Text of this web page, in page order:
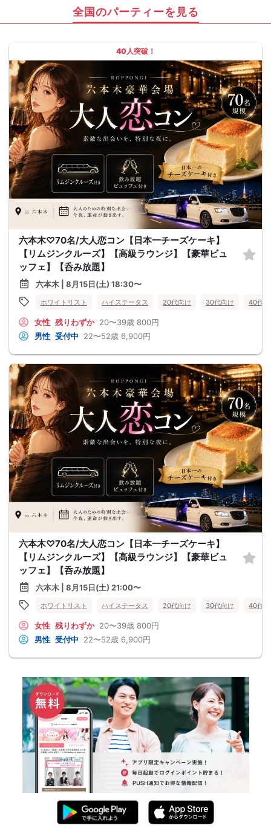
全国のパーティーを見る
40人突破！
六本木♡70名/大人恋コン【日本一チーズケーキ】
【リムジンクルーズ】【高級ラウンジ】【豪華ビュ
ッフェ】【呑み放題】
六本木 | 8月15日(土) 18:30〜
ホワイトリスト ハイステータス 20代向け 30代向け 40代
女性 残りわずか 20〜39歳 800円
男性 受付中 22〜52歳 6,900円
六本木♡70名/大人恋コン【日本一チーズケーキ】
【リムジンクルーズ】【高級ラウンジ】【豪華ビュ
ッフェ】【呑み放題】
六本木 | 8月15日(土) 21:00〜
ホワイトリスト ハイステータス 20代向け 30代向け 40代
女性 残りわずか 20〜39歳 800円
男性 受付中 22〜52歳 6,900円